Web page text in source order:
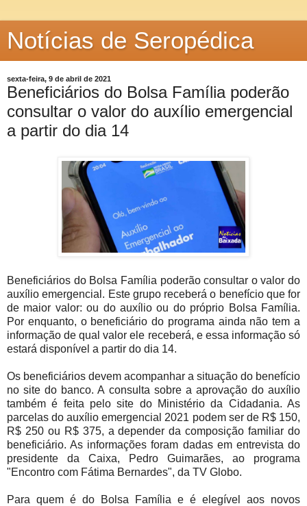
Notícias de Seropédica
sexta-feira, 9 de abril de 2021
Beneficiários do Bolsa Família poderão
consultar o valor do auxílio emergencial
a partir do dia 14
Beneficiários do Bolsa Família poderão consultar o valor do
auxílio emergencial. Este grupo receberá o benefício que for
de maior valor: ou do auxílio ou do próprio Bolsa Família.
Por enquanto, o beneficiário do programa ainda não tem a
informação de qual valor ele receberá, e essa informação só
estará disponível a partir do dia 14.
Os beneficiários devem acompanhar a situação do benefício
no site do banco. A consulta sobre a aprovação do auxílio
também é feita pelo site do Ministério da Cidadania. As
parcelas do auxílio emergencial 2021 podem ser de R$ 150,
R$ 250 ou R$ 375, a depender da composição familiar do
beneficiário. As informações foram dadas em entrevista do
presidente da Caixa, Pedro Guimarães, ao programa
"Encontro com Fátima Bernardes", da TV Globo.
Para quem é do Bolsa Família e é elegível aos novos